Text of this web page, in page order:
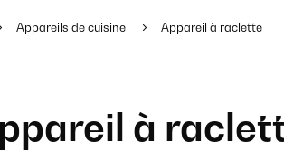
Appareils de cuisine Appareil à raclette
à